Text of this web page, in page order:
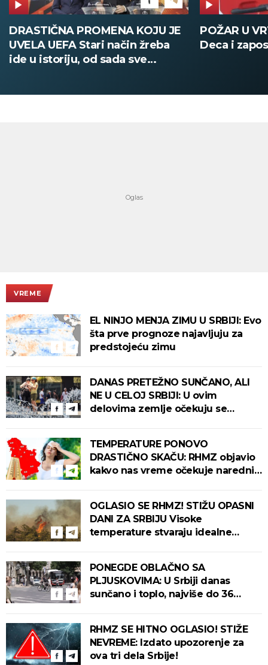
POŽAR U VRTIĆU NA VOŽDOVCU
Deca i zaposleni evakuisani
SINIŠA
DOBIO
VREME
EL NINJO MENJA ZIMU U SRBIJI: Evo
šta prve prognoze najavljuju za
predstojeću zimu
DANAS PRETEŽNO SUNČANO, ALI
NE U CELOJ SRBIJI: U ovim
delovima zemlje očekuju se
TEMPERATURE PONOVO
DRASTIČNO SKAČU: RHMZ objavio
kakvo nas vreme očekuje narednih
OGLASIO SE RHMZ! STIŽU OPASNI
DANI ZA SRBIJU Visoke
temperature stvaraju idealne
PONEGDE OBLAČNO SA
PLJUSKOVIMA: U Srbiji danas
sunčano i toplo, najviše do 36
RHMZ SE HITNO OGLASIO! STIŽE
NEVREME: Izdato upozorenje za
ova tri dela Srbije!